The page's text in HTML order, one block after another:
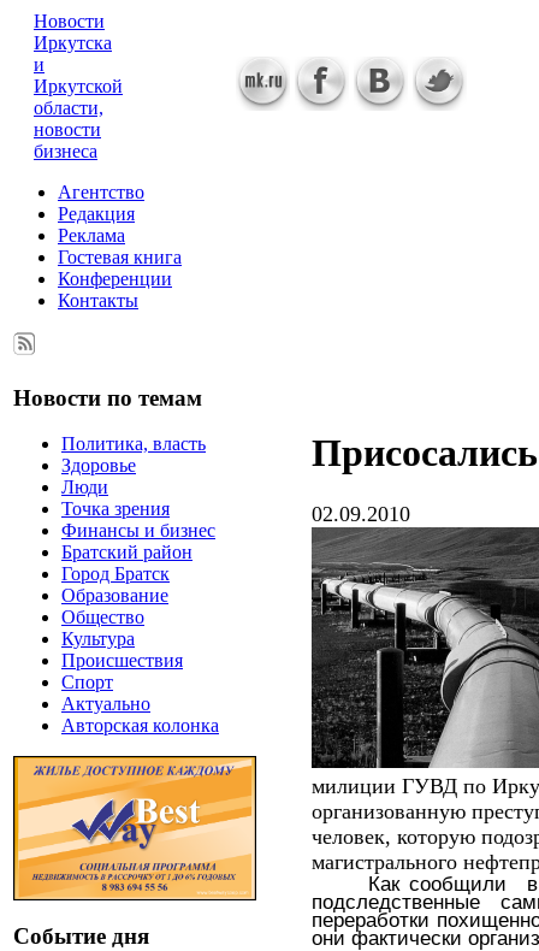
Новости
Иркутска
и
Иркутской
области,
новости
бизнеса
Агентство
Редакция
Реклама
Гостевая книга
Конференции
Контакты
Новости по темам
Политика, власть
Здоровье
Люди
Точка зрения
Финансы и бизнес
Братский район
Город Братск
Образование
Общество
Культура
Происшествия
Спорт
Актуально
Авторская колонка
Событие дня
02.09.2010
милиции ГУВД по
организованную
человек, которую
магистрального
Как сообщили
подследственные
переработки
они фактически